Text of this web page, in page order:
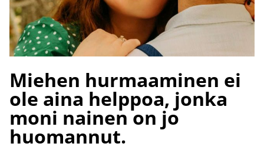
Miehen hurmaaminen ei
ole aina helppoa, jonka
moni nainen on jo
huomannut.